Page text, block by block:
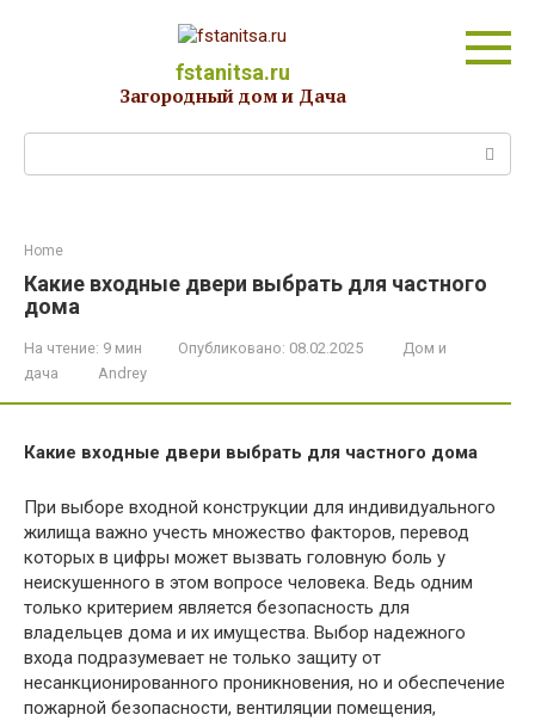
fstanitsa.ru
Загородный дом и Дача
Home
Какие входные двери выбрать для частного
дома
На чтение: 9 мин Опубликовано: 08.02.2025
Дом и
дача
Andrey
Какие входные двери выбрать для частного дома
При выборе входной конструкции для индивидуального
жилища важно учесть множество факторов, перевод
которых в цифры может вызвать головную боль у
неискушенного в этом вопросе человека. Ведь одним
только критерием является безопасность для
владельцев дома и их имущества. Выбор надежного
входа подразумевает не только защиту от
несанкционированного проникновения, но и обеспечение
пожарной безопасности, вентиляции помещения,